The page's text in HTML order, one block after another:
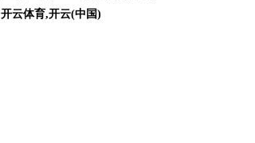
开云体育,开云(中国)